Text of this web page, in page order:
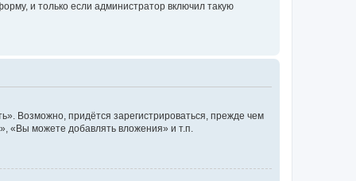
и только если администратор включил такую
Возможно, придётся зарегистрироваться, прежде чем
«Вы можете добавлять вложения» и т.п.